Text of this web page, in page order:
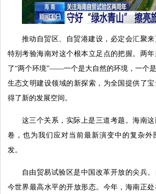
推动自贸区、自贸港建设，必定会汇聚
特别考验海南对这个根本立足点的把握。两
了“两个环境”——一个是大自然的环境，一个
生态文明建设领域的新探索，为全国提供了
得了新的发展空间。
这三个关系，实际上是三道考题。海南
卷，也为我们应对当前最新演变中的复杂外
发。
自由贸易试验区是中国改革开放的尖兵
今世界最高水平的开放形态。今年，海南正